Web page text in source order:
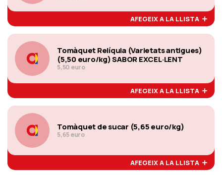
AFEGEIX A LA LLISTA
Tomàquet Relíquia (Varietats antigues)
(5,50 euro/kg) SABOR EXCEL·LENT
5,50 euro
AFEGEIX A LA LLISTA
Tomàquet de sucar (5,65 euro/kg)
5,65 euro
AFEGEIX A LA LLISTA